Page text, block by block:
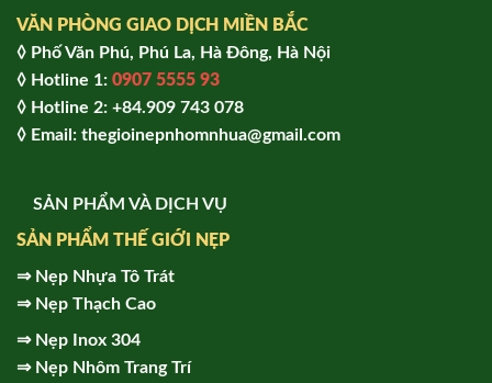
VĂN PHÒNG GIAO DỊCH MIỀN BẮC
◊ Phố Văn Phú, Phú La, Hà Đông, Hà Nội
◊ Hotline 1: 0907 5555 93
◊ Hot line 2: +84.909 743 078
◊ Email: thegioinepnhomnhua@gmail.com
SẢN PHẨM VÀ DỊCH VỤ
SẢN PHẨM THẾ GIỚI NẸP
⇒ Nẹp Nhựa Tô Trát
⇒ Nẹp Thạch Cao
⇒ Nẹp Inox 304
⇒ Nẹp Nhôm Trang Trí